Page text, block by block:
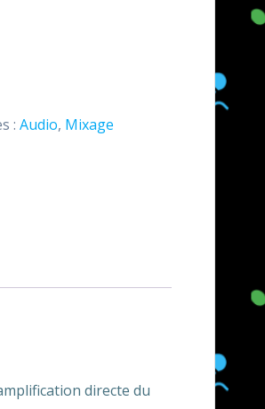
: Audio, Mixage
directe du